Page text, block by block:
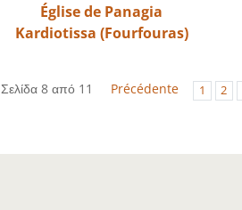
Église de Panagia
Kardiotissa (Fourfouras)
Σελίδα 8 από 11 Précédente 1 2